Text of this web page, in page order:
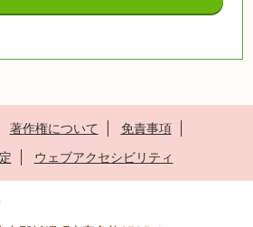
著作権について
免責事項
ウェブアクセシビリティ